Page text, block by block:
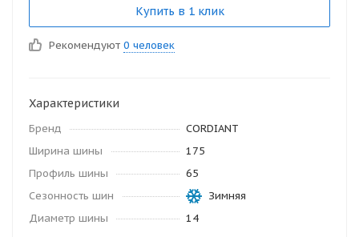
Купить в 1 клик
Рекомендуют 0 человек
Характеристики
Бренд
CORDIANT
Ширина шины
175
Профиль шины
65
Сезонность шин
Зимняя
Диаметр шины
14